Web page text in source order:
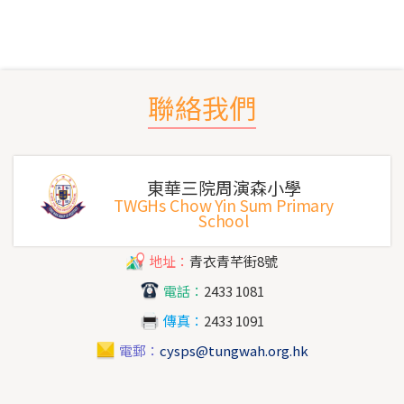
聯絡我們
東華三院周演森小學
TWGHs Chow Yin Sum Primary
School
地址： 青衣青芊街8號
電話： 2433 1081
傳真： 2433 1091
電郵： cysps@tungwah.org.hk